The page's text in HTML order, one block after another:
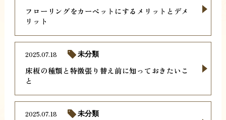
フローリングをカーペットにするメリットとデメ
リット
床板の種類と特徴張り替え前に知っておきたいこ
と
2025.07.18 未分類
2025.07.18 未分類